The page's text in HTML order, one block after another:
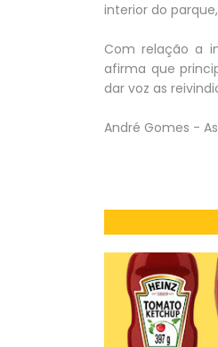
interior do
Com relação a
afirma que
dar voz as
André Gomes -